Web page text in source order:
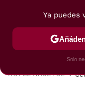
POSTRES VIAJES
HOY SE HABLA DE
Ya puedes
Solo